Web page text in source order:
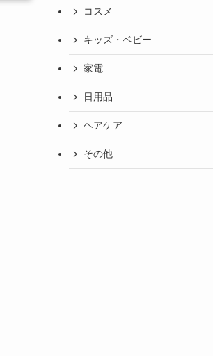
コスメ
キッズ・ベビー
家電
日用品
ヘアケア
その他